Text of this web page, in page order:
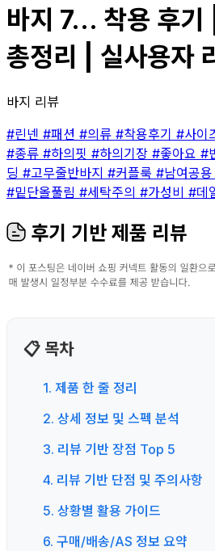
바지 7... 착용 후
총정리 | 실사용자
바지 리뷰
#린넨 #패션 #의류 #착용후기 #사이
#종류 #하의핏 #하의기장 #좋아요 #
딩 #고무줄반바지 #커플룩 #남여공용
#밑단올풀림 #세탁주의 #가성비 #데
후기 기반 제품 리뷰
📋 목차
1. 제품 한 줄 정리
2. 상세 정보 및 스펙 분석
3. 리뷰 기반 장점 Top 5
4. 리뷰 기반 단점 및 주의사항
5. 상황별 활용 가이드
6. 구매/배송/AS 정보 요약